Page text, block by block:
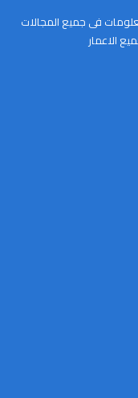
فى جميع المجالات
الاعمار